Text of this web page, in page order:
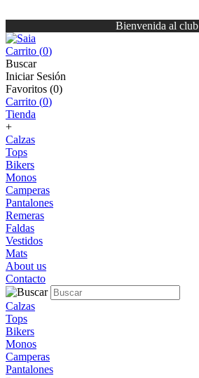
Bienvenida al club
Carrito (0)
Buscar
Iniciar Sesión
Favoritos (0)
Carrito (0)
Tienda
+
Calzas
Tops
Bikers
Monos
Camperas
Pantalones
Remeras
Faldas
Vestidos
Mats
About us
Contacto
Calzas
Tops
Bikers
Monos
Camperas
Pantalones